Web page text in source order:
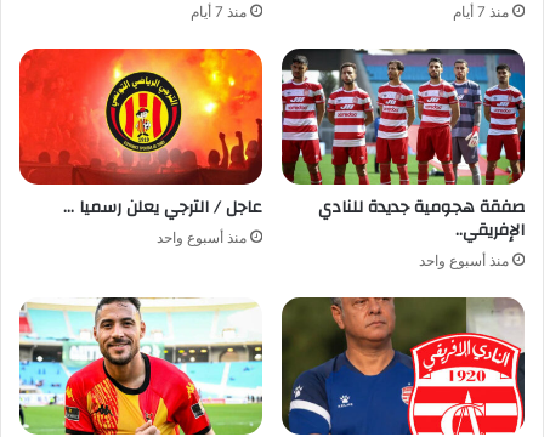
منذ 7 أيام منذ 7 أيام
صفقة هجومية جديدة للنادي
الإفريقي..
منذ أسبوع واحد
عاجل / الترجي يعلن رسميا …
منذ أسبوع واحد